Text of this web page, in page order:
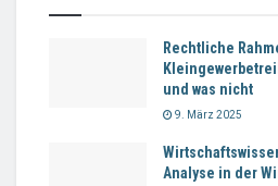
Rechtliche
und was nicht
9. März 2025
Analyse in der